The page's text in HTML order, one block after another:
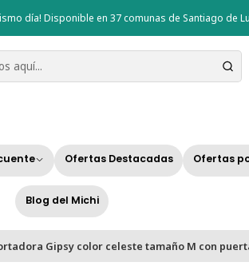
Ofertas Destacadas Ofertas
Blog del Michi
día! Disponible en 37 comunas de Santiago de
Gipsy color celeste tamaño M con